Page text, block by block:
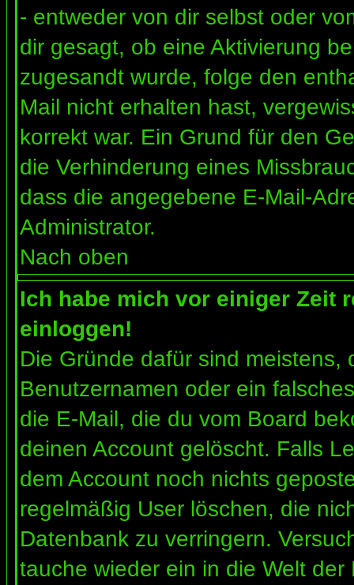
- entweder von dir selbst oder
dir gesagt, ob eine Aktivierung
zugesandt wurde, folge den
Mail nicht erhalten hast,
korrekt war. Ein Grund für den
die Verhinderung eines
dass die angegebene E-Mail-
Administrator.
Nach oben
Ich habe mich vor einiger Zeit
einloggen!
Die Gründe dafür sind
Benutzernamen oder ein
die E-Mail, die du vom Board
deinen Account gelöscht. Falls
dem Account noch nichts
regelmäßig User löschen, die
Datenbank zu verringern.
tauche wieder ein in die Welt der